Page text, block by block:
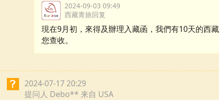
2024-09-03 09:49
西藏青旅回复
現在9月初，來得及辦理入藏函，我們有10天的西
您查收。
2024-07-17 20:29
提问人 Debo** 来自 USA